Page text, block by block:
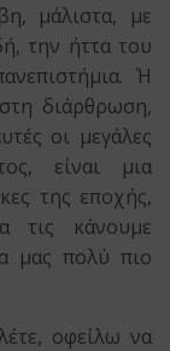
μάλιστα, με
την ήττα του
Ή
στη διάρθρωση,
οι μεγάλες
είναι μια
της εποχής,
τις κάνουμε
μας πολύ πιο
οφείλω να